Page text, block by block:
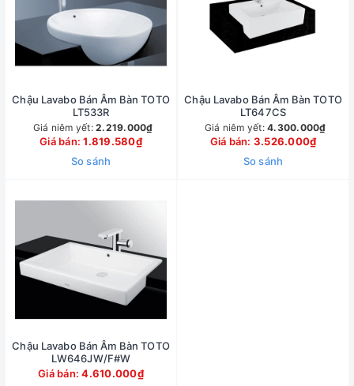
Chậu Lavabo Bán Âm Bàn TOTO
LT533R
Giá niêm yết: 2.219.000₫
Giá bán:1.819.580₫
So sánh
Chậu Lavabo Bán Âm Bàn TOTO
LT647CS
Giá niêm yết: 4.300.000₫
Giá bán: 3.526.000₫
So sánh
Chậu Lavabo Bán Âm Bàn TOTO
LW646JW/F#W
Giá bán:4.610.000₫